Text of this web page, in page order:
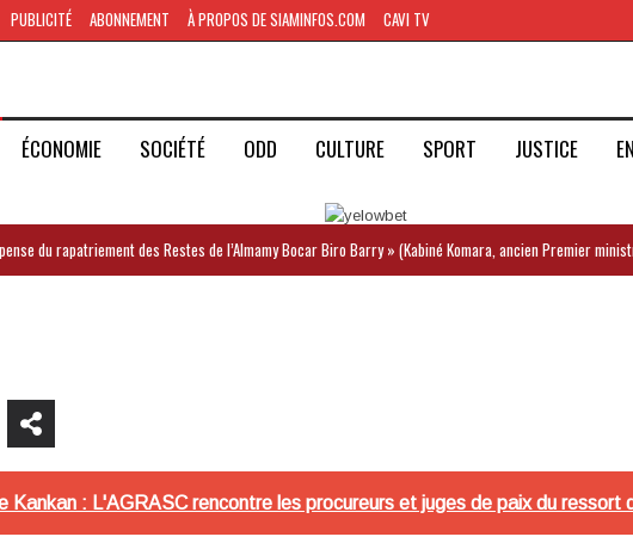
PUBLICITÉ ABONNEMENT À PROPOS DE SIAMINFOS.COM CAVI TV
ÉCONOMIE SOCIÉTÉ ODD CULTURE SPORT JUSTICE
du rapatriement des Restes de l’Almamy Bocar Biro Barry » (Kabiné Komara, ancien Premier
Kankan : L'AGRASC rencontre les procureurs et juges de paix du ressort